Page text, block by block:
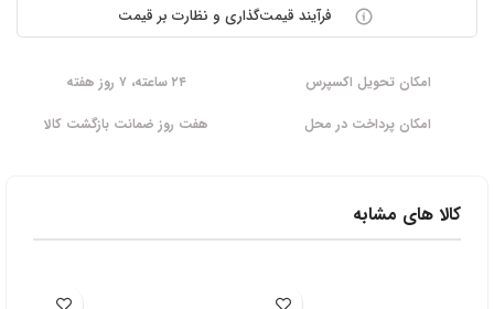
فرآیند قیمت‌گذاری و نظارت بر قیمت
امکان تحویل اکسپرس
۲۴ ساعته، ۷ روز هفته
امکان پرداخت در محل
هفت روز ضمانت بازگشت کالا
کالا های مشابه